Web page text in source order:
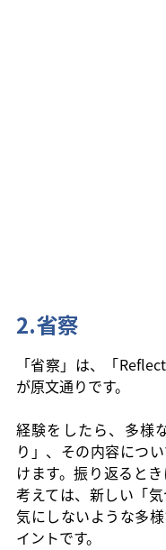
2.省察
「省察」は、「
が原文通りです。
経験をしたら、多様
り」、その内容につ
けます。振り返ると
考えては、新しい「
気にしないような多
イントです。